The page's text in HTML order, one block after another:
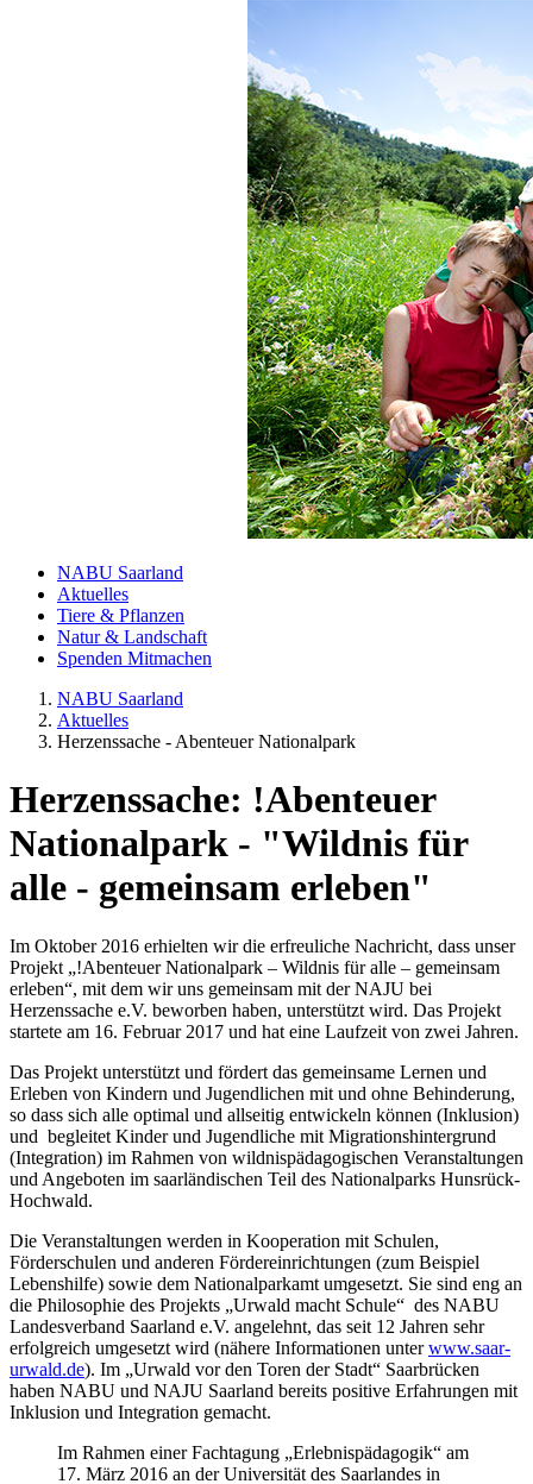
NABU Saarland
Aktuelles
Tiere & Pflanzen
Natur & Landschaft
Spenden Mitmachen
NABU Saarland
Aktuelles
Herzenssache - Abenteuer Nationalpark
Herzenssache: !Abenteuer
Nationalpark - "Wildnis für
alle - gemeinsam erleben"
Im Oktober 2016 erhielten wir die erfreuliche Nachricht, dass unser
Projekt „!Abenteuer Nationalpark – Wildnis für alle – gemeinsam
erleben“, mit dem wir uns gemeinsam mit der NAJU bei
Herzenssache e.V. beworben haben, unterstützt wird. Das Projekt
startete am 16. Februar 2017 und hat eine Laufzeit von zwei Jahren.
Das Projekt unterstützt und fördert das gemeinsame Lernen und
Erleben von Kindern und Jugendlichen mit und ohne Behinderung,
so dass sich alle optimal und allseitig entwickeln können (Inklusion)
und begleitet Kinder und Jugendliche mit Migrationshintergrund
(Integration) im Rahmen von wildnispädagogischen Veranstaltungen
und Angeboten im saarländischen Teil des Nationalparks Hunsrück-
Hochwald.
Die Veranstaltungen werden in Kooperation mit Schulen,
Förderschulen und anderen Fördereinrichtungen (zum Beispiel
Lebenshilfe) sowie dem Nationalparkamt umgesetzt. Sie sind eng an
die Philosophie des Projekts „Urwald macht Schule“ des NABU
Landesverband Saarland e.V. angelehnt, das seit 12 Jahren sehr
erfolgreich umgesetzt wird (nähere Informationen unterwww.saar-
urwald.de). Im „Urwald vor den Toren der Stadt“ Saarbrücken
haben NABU und NAJU Saarland bereits positive Erfahrungen mit
Inklusion und Integration gemacht.
Im Rahmen einer Fachtagung „Erlebnispädagogik“ am
17. März 2016 an der Universität des Saarlandes in